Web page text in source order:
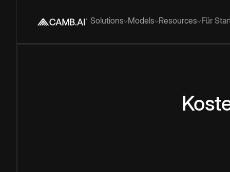
Solutions Models Resources Für